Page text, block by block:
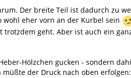
Der breite Teil ist dadurch zu
eher vorn an der Kurbel sein
geht. Aber ist auch ein
Hölzchen gucken - sondern
der Druck nach oben erfolgen: